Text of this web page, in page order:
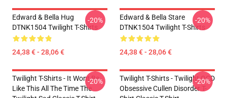
Edward & Bella Hug
DTNK1504 Twilight T-Shirts
24,38 € - 28,06 €
-20%
Edward & Bella Stare
DTNK1504 Twilight T-Shirts
24,38 € - 28,06 €
-20%
Twilight T-Shirts - It Wont Be
Like This All The Time The
-20%
Twilight T-Shirts - Twilight OCD
Obsessive Cullen Disorder T-
-20%